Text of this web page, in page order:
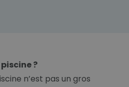
?
n’est pas un gros